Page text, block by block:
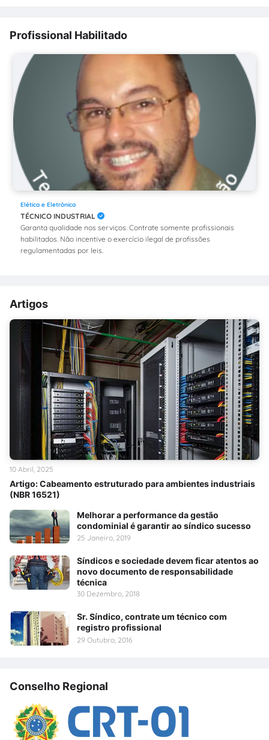
Profissional Habilitado
Elética e Eletrônica
TÉCNICO INDUSTRIAL
Garanta qualidade nos serviços. Contrate somente profissionais
habilitados. Não incentive o exercício ilegal de profissões
regulamentadas por leis.
Artigos
Artigo: Cabeamento estruturado para ambientes industriais
(NBR 16521)
10 Abril, 2025
Melhorar a performance da gestão
condominial é garantir ao síndico sucesso
25 Janeiro, 2019
Síndicos e sociedade devem ficar atentos ao
novo documento de responsabilidade
técnica
30 Dezembro, 2018
Sr. Síndico, contrate um técnico com
registro profissional
29 Outubro, 2016
Conselho Regional